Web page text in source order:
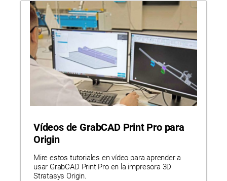
Vídeos de GrabCAD Print Pro para
Origin
Mire estos tutoriales en vídeo para aprender a
usar GrabCAD Print Pro en la impresora 3D
Stratasys Origin.